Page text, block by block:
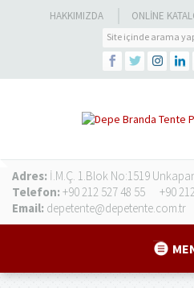
HAKKIMIZDA ONLINE
Adres: İ.M.Ç. 1.Blok No:1519
Telefon: +90 212 527 48 55
+90
Email: depetente@depetente.com.tr